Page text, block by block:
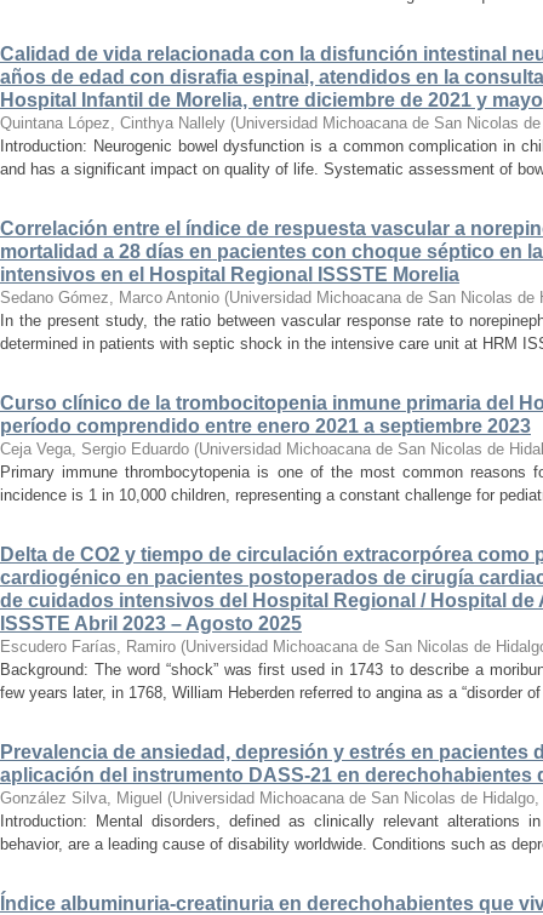
Calidad de vida relacionada con la disfunción intestinal
años de edad con disrafia espinal, atendidos en la
Hospital Infantil de Morelia, entre diciembre de 2021 y
Quintana López, Cinthya Nallely (Universidad Michoacana de San Nicolas
Introduction: Neurogenic bowel dysfunction is a common complication in
and has a significant impact on quality of life. Systematic assessment of
Correlación entre el índice de respuesta vascular a
mortalidad a 28 días en pacientes con choque séptico en
intensivos en el Hospital Regional ISSSTE Morelia
Sedano Gómez, Marco Antonio (Universidad Michoacana de San Nicolas de
In the present study, the ratio between vascular response rate to
determined in patients with septic shock in the intensive care unit at HRM
Curso clínico de la trombocitopenia inmune primaria del
período comprendido entre enero 2021 a septiembre 2023
Ceja Vega, Sergio Eduardo (Universidad Michoacana de San Nicolas de
Primary immune thrombocytopenia is one of the most common reasons
incidence is 1 in 10,000 children, representing a constant challenge for
Delta de CO2 y tiempo de circulación extracorpórea como
cardiogénico en pacientes postoperados de cirugía
de cuidados intensivos del Hospital Regional / Hospital de
ISSSTE Abril 2023 – Agosto 2025
Escudero Farías, Ramiro (Universidad Michoacana de San Nicolas de
Background: The word “shock” was first used in 1743 to describe a
few years later, in 1768, William Heberden referred to angina as a “disorder
Prevalencia de ansiedad, depresión y estrés en pacientes
aplicación del instrumento DASS-21 en derechohabientes
González Silva, Miguel (Universidad Michoacana de San Nicolas de Hidalgo,
Introduction: Mental disorders, defined as clinically relevant alterations
behavior, are a leading cause of disability worldwide. Conditions such as
Índice albuminuria-creatinuria en derechohabientes que